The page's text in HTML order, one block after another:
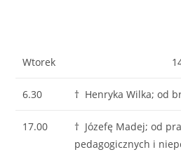
Wtorek
6.30 † Henryka Wilka; od
17.00
† Józefę Madej; od
pedagogicznych i